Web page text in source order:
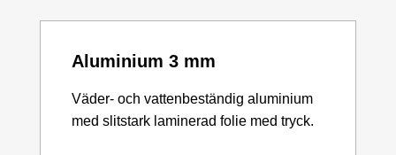
Aluminium 3 mm
Väder- och vattenbeständig aluminium
med slitstark laminerad folie med tryck.